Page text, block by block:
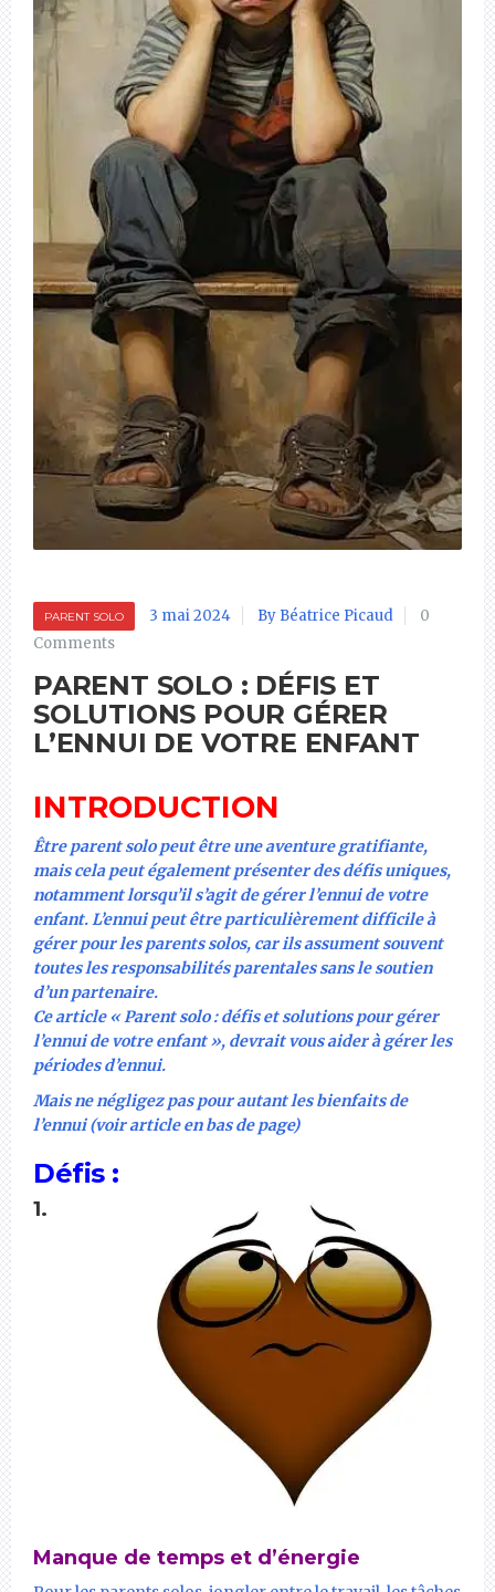
PARENT SOLO 3 mai 2024 By Béatrice Picaud
0
Comments
PARENT SOLO : DÉFIS ET
SOLUTIONS POUR GÉRER
L’ENNUI DE VOTRE ENFANT
INTRODUCTION
Être parent solo peut être une aventure gratifiante,
mais cela peut également présenter des défis uniques,
notamment lorsqu’il s’agit de gérer l’ennui de votre
enfant. L’ennui peut être particulièrement difficile à
gérer pour les parents solos, car ils assument souvent
toutes les responsabilités parentales sans le soutien
d’un partenaire.
Ce article « Parent solo : défis et solutions pour gérer
l’ennui de votre enfant », devrait vous aider à gérer les
périodes d’ennui.
Mais ne négligez pas pour autant les bienfaits de
l’ennui (voir article en bas de page)
Défis :
1.
Manque de temps et d’énergie